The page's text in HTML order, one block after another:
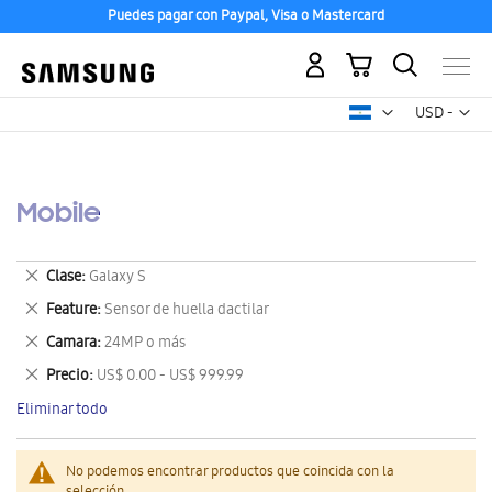
Puedes pagar con Paypal, Visa o Mastercard
USD -
dólar
Mi carrito
Mobile
No podemos encontrar productos que coincida con la
Clase Galaxy S
Eliminar
este
artículo
Feature Sensor de huella dactilar
Eliminar
este
artículo
Camara 24MP o más
Eliminar
este
artículo
Precio US$ 0.00 - US$ 999.99
Eliminar
este
artículo
Eliminar todo